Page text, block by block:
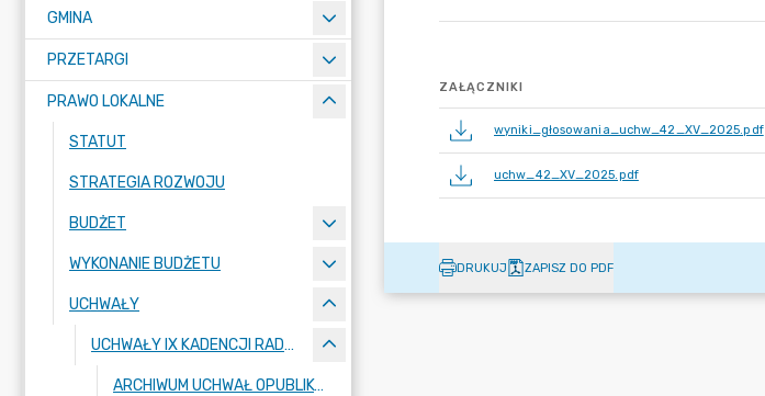
GMINA
PRZETARGI
PRAWO LOKALNE
STATUT
STRATEGIA ROZWOJU
BUDŻET
WYKONANIE BUDŻETU
UCHWAŁY
UCHWAŁY IX KADENCJI RADY GMINY BORONÓW
ARCHIWUM UCHWAŁ OPUBLIKOWANE W POPRZEDNIEJ WERSJI BIP
ZAŁĄCZNIKI
wyniki_głosowania_uchw_42_XV_2025.pdf
uchw_42_XV_2025.pdf
DRUKUJ ZAPISZ DO PDF